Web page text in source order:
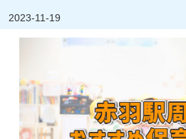
2023-11-19